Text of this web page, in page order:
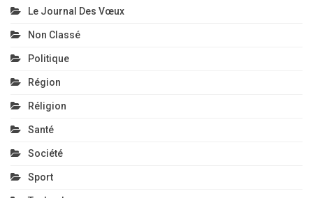
Le Journal Des Vœux
Non Classé
Politique
Région
Réligion
Santé
Société
Sport